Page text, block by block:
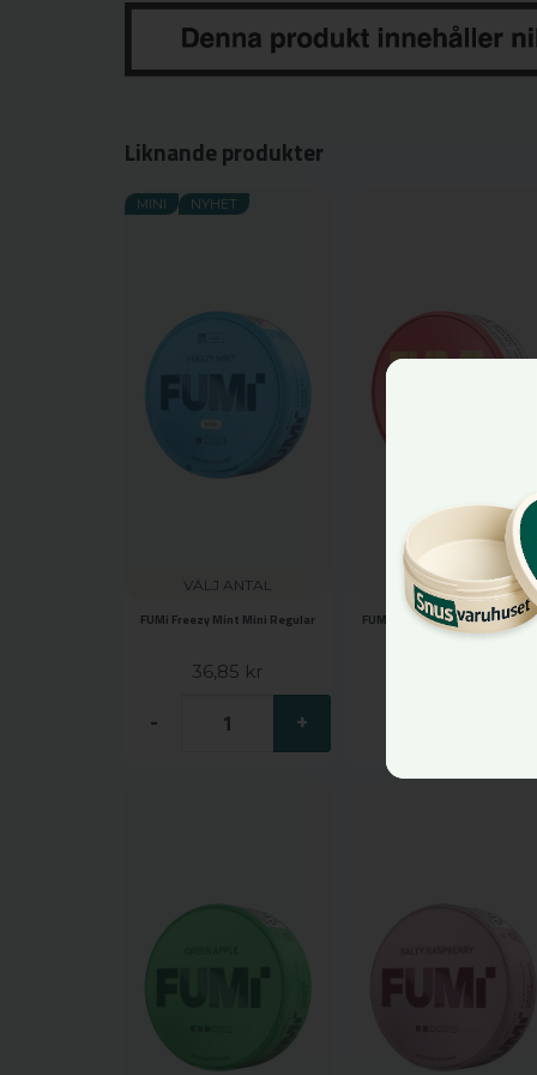
Liknande produkter
VÄLJ ANTAL
FUMi Freezy Mint Mini Regular
36,85 kr
- +
MINI NYHET
VÄLJ ANTAL
FUMi Tangy Strawberry